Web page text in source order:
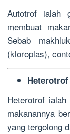
Autotrof ialah
membuat
Sebab
(kloroplas),
Heterotrof
Heterotrof
makanannya
yang tergolong